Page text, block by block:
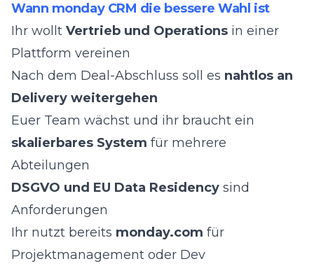
Wann monday CRM die bessere Wahl ist
Ihr wollt Vertrieb und Operations in einer
Plattform vereinen
Nach dem Deal-Abschluss soll es nahtlos an
Delivery weitergehen
Euer Team wächst und ihr braucht ein
skalierbares System für mehrere
Abteilungen
DSGVO und EU Data Residency sind
Anforderungen
Ihr nutzt bereits monday.com für
Projektmanagement oder Dev